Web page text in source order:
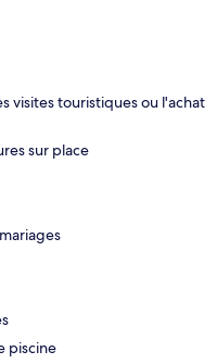
visites touristiques ou l'achat
sur place
piscine